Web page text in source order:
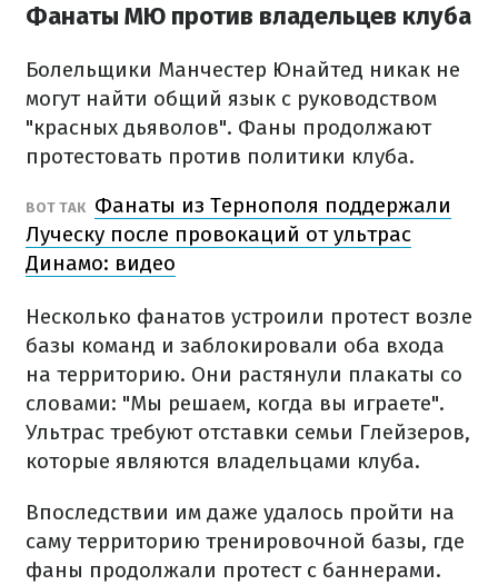
Фанаты МЮ против владельцев клуба
Болельщики Манчестер Юнайтед никак не
могут найти общий язык с руководством
"красных дьяволов". Фаны продолжают
протестовать против политики клуба.
ВОТ ТАК Фанаты из Тернополя поддержали
Луческу после провокаций от ультрас
Динамо: видео
Несколько фанатов устроили протест возле
базы команд и заблокировали оба входа
на территорию. Они растянули плакаты со
словами: "Мы решаем, когда вы играете".
Ультрас требуют отставки семьи Глейзеров,
которые являются владельцами клуба.
Впоследствии им даже удалось пройти на
саму территорию тренировочной базы, где
фаны продолжали протест с баннерами.